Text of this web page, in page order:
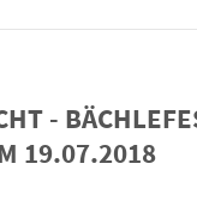
-
19.07.2018